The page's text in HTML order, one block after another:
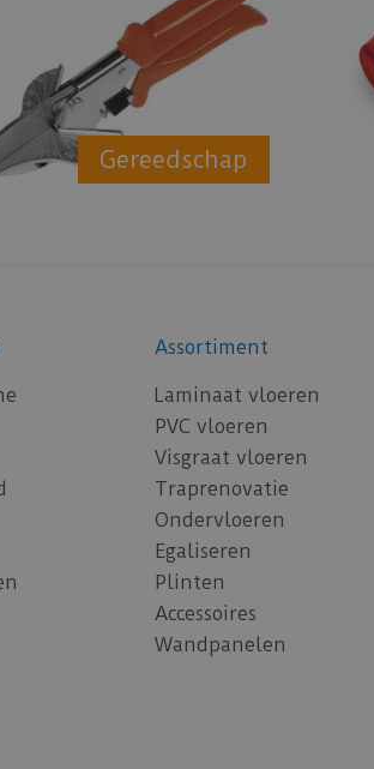
Gereedschap
Assortiment
Laminaat vloeren
PVC vloeren
Visgraat vloeren
Traprenovatie
Ondervloeren
Egaliseren
Plinten
Accessoires
Wandpanelen